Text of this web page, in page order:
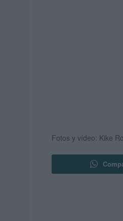
Fotos y vídeo: Kike